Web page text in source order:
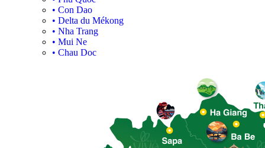
• Con Dao
• Delta du Mékong
• Nha Trang
• Mui Ne
• Chau Doc